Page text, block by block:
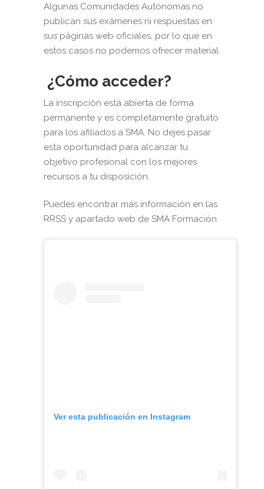
Algunas Comunidades Autónomas no
publican sus exámenes ni respuestas en
sus páginas web oficiales, por lo que en
estos casos no podemos ofrecer material.
¿Cómo acceder?
La inscripción está abierta de forma
permanente y es completamente gratuito
para los afiliados a SMA. No dejes pasar
esta oportunidad para alcanzar tu
objetivo profesional con los mejores
recursos a tu disposición.
Puedes encontrar más información en las
RRSS y apartado web de SMA Formación.
Ver esta publicación en Instagram